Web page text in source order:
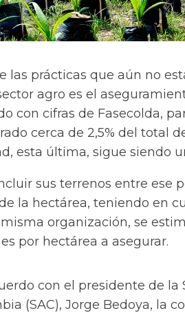
las prácticas que aún no
agro es el
con cifras de Fasecolda,
cerca de 2,5% del total
esta última, sigue siendo
sus terrenos entre ese
la hectárea, teniendo en
organización, se
por hectárea a asegurar.
con el presidente de la
(SAC), Jorge Bedoya, la